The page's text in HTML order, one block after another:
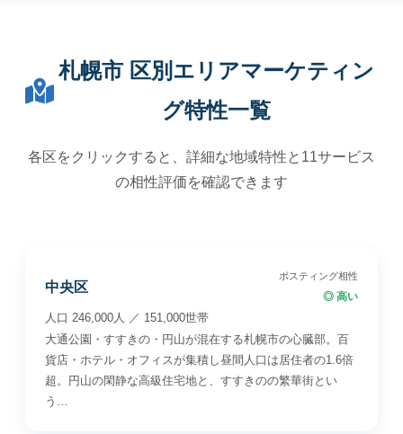
札幌市 区別エリアマーケティン
グ特性一覧
各区をクリックすると、詳細な地域特性と11サービス
の相性評価を確認できます
中央区
ポスティング相性
◎ 高い
人口 246,000人 ／ 151,000世帯
大通公園・すすきの・円山が混在する札幌市の心臓部。百
貨店・ホテル・オフィスが集積し昼間人口は居住者の1.6倍
超。円山の閑静な高級住宅地と、すすきのの繁華街とい
う…